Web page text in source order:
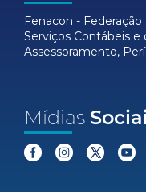
Fenacon -
Serviços Contábeis e
Assessoramento,
Mídias